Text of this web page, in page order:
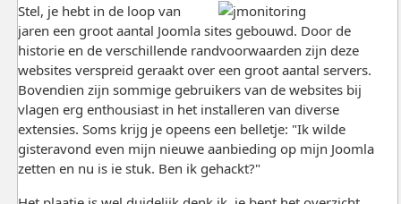
Stel, je hebt in de loop van
jaren een groot aantal Joomla sites gebouwd. Door de
historie en de verschillende randvoorwaarden zijn deze
websites verspreid geraakt over een groot aantal servers.
Bovendien zijn sommige gebruikers van de websites bij
vlagen erg enthousiast in het installeren van diverse
extensies. Soms krijg je opeens een belletje: "Ik wilde
gisteravond even mijn nieuwe aanbieding op mijn Joomla
zetten en nu is ie stuk. Ben ik gehackt?"